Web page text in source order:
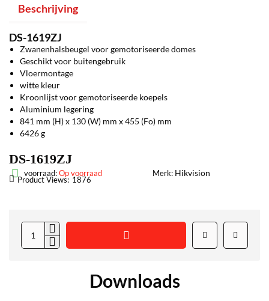
Beschrijving
DS-1619ZJ
Zwanenhalsbeugel voor gemotoriseerde domes
Geschikt voor buitengebruik
Vloermontage
witte kleur
Kroonlijst voor gemotoriseerde koepels
Aluminium legering
841 mm (H) x 130 (W) mm x 455 (Fo) mm
6426 g
DS-1619ZJ
voorraad:Op voorraad Merk: Hikvision
Product Views: 1876
Downloads